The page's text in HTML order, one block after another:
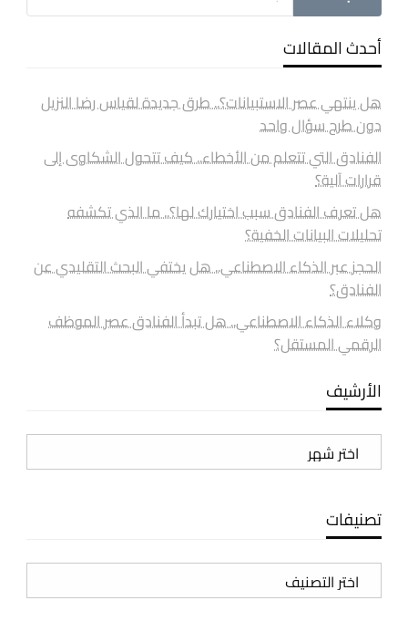
أحدث المقالات
هل ينتهي عصر الاستبيانات؟.. طرق جديدة لقياس رضا النزيل
دون طرح سؤال واحد
الفنادق التي تتعلم من الأخطاء.. كيف تتحول الشكاوى إلى
قرارات آلية؟
هل تعرف الفنادق سبب اختيارك لها؟.. ما الذي تكشفه
تحليلات البيانات الخفية؟
الحجز عبر الذكاء الاصطناعي.. هل يختفي البحث التقليدي عن
الفنادق؟
وكلاء الذكاء الاصطناعي.. هل تبدأ الفنادق عصر الموظف
الرقمي المستقل؟
الأرشيف
الأرشيف
تصنيفات
تصنيفات